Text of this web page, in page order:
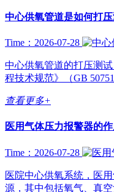
中心供氧管道是如何打
Time：2026-07-28
中心供氧管道的打压测
程技术规范》（GB 50751-
查看更多+
医用气体压力报警器的
Time：2026-07-28
医院中心供氧系统，医
源，其中包括氧气、真空